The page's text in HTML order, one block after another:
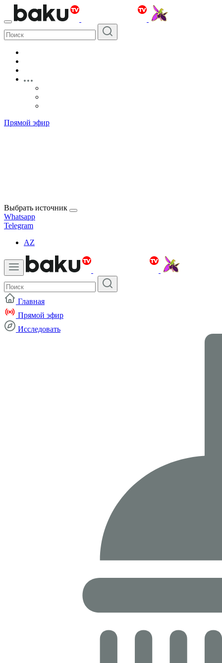
Прямой эфир
Выбрать источник
Whatsapp
Telegram
AZ
Главная
Прямой эфир
Исследовать